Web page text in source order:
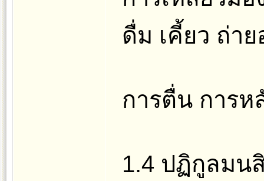
ดื่ม เคี้ยว ถ่า
การตื่น การห
1.4 ปฏิกูลมน